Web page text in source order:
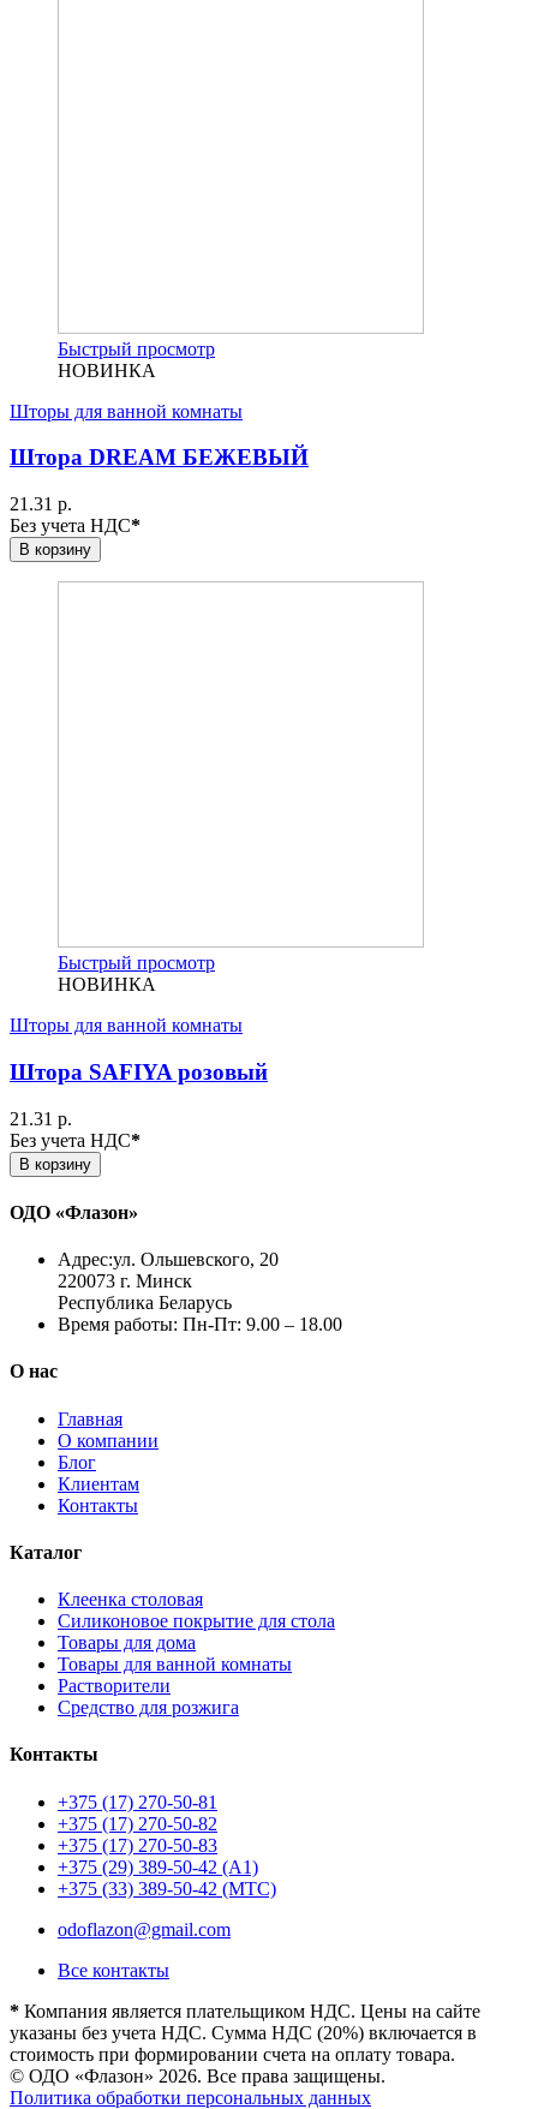
Быстрый просмотр
НОВИНКА
Шторы для ванной комнаты
Штора DREAM БЕЖЕВЫЙ
21.31 р.
Без учета НДС*
В корзину
Быстрый просмотр
НОВИНКА
Шторы для ванной комнаты
Штора SAFIYA розовый
21.31 р.
Без учета НДС*
В корзину
ОДО «Флазон»
Адрес:ул. Ольшевского, 20
220073 г. Минск
Республика Беларусь
Время работы: Пн-Пт: 9.00 – 18.00
О нас
Главная
О компании
Блог
Клиентам
Контакты
Каталог
Клеенка столовая
Силиконовое покрытие для стола
Товары для дома
Товары для ванной комнаты
Растворители
Средство для розжига
Контакты
+375 (17) 270-50-81
+375 (17) 270-50-82
+375 (17) 270-50-83
+375 (29) 389-50-42 (А1)
+375 (33) 389-50-42 (МТС)
odoflazon@gmail.com
Все контакты
* Компания является плательщиком НДС. Цены на сайте
указаны без учета НДС. Сумма НДС (20%) включается в
стоимость при формировании счета на оплату товара.
© ОДО «Флазон» 2026. Все права защищены.
Политика обработки персональных данных